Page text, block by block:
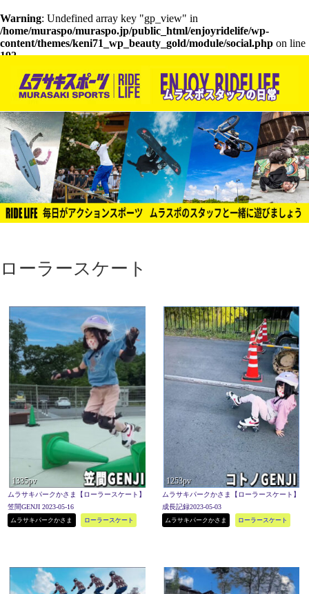
Warning: Undefined array key "gp_view" in
/home/muraspo/muraspo.jp/public_html/enjoyridelife/wp-
content/themes/keni71_wp_beauty_gold/module/social.php on line
192
ローラースケート
1335pv
ムラサキパークかさま【ローラースケート】
笠間GENJI 2023-05-16
ムラサキパークかさま ローラースケート
1253pv
ムラサキパークかさま【ローラースケート】
成長記録2023-05-03
ムラサキパークかさま ローラースケート